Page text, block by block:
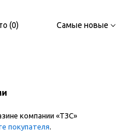
(0) Самые новые
компании «ТЗС»
покупателя